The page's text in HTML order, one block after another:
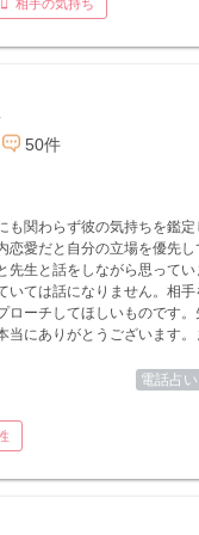
相手の気持ち
50件
も関わらず彼の気持ちを鑑
恋愛だと自分の立場を優先
先生と話をしながら思って
いては話になりません。相
ローチしてほしいものです
当にありがとうございます。
電話占い